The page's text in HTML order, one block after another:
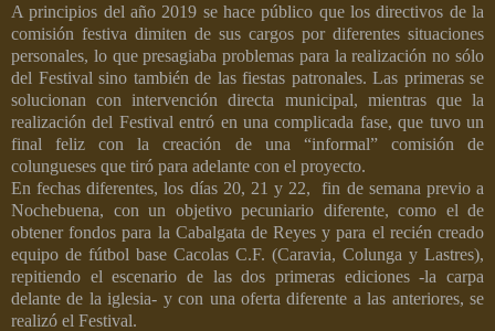
A principios del año 2019 se hace público que los directivos de la
comisión festiva dimiten de sus cargos por diferentes situaciones
personales, lo que presagiaba problemas para la realización no sólo
del Festival sino también de las fiestas patronales. Las primeras se
solucionan con intervención directa municipal, mientras que la
realización del Festival entró en una complicada fase, que tuvo un
final feliz con la creación de una “informal” comisión de
colungueses que tiró para adelante con el proyecto.
En fechas diferentes, los días 20, 21 y 22,
fin de semana previo a
Nochebuena, con un objetivo pecuniario diferente, como el de
obtener fondos para la Cabalgata de Reyes y para el recién creado
equipo de fútbol base Cacolas C.F. (Caravia, Colunga y Lastres),
repitiendo el escenario de las dos primeras ediciones -la carpa
delante de la iglesia- y con una oferta diferente a las anteriores, se
realizó el Festival.